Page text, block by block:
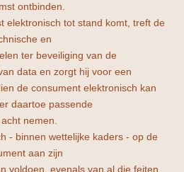
ontbinden.
elektronisch tot stand komt, treft de
en
ter beveiliging van de
data en zorgt hij voor een
de consument elektronisch kan
daartoe passende
nemen.
- binnen wettelijke kaders - op de
aan zijn
voldoen, evenals van al die feiten